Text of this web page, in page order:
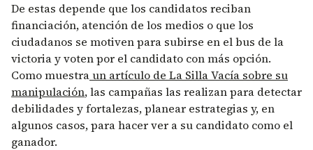
De estas depende que los candidatos reciban
financiación, atención de los medios o que los
ciudadanos se motiven para subirse en el bus de la
victoria y voten por el candidato con más opción.
Como muestraun artículo de La Silla Vacía sobre su
manipulación, las campañas las realizan para detectar
debilidades y fortalezas, planear estrategias y, en
algunos casos, para hacer ver a su candidato como el
ganador.